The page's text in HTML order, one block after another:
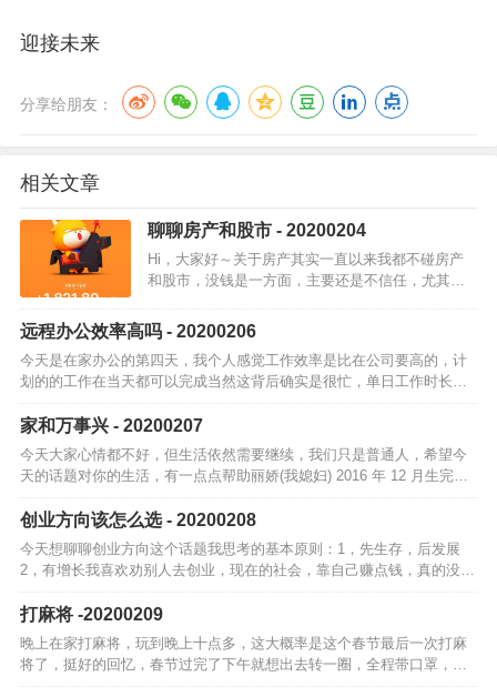
迎接未来
分享给朋友：
相关文章
聊聊房产和股市 - 20200204
Hi，大家好～关于房产其实一直以来我都不碰房产
和股市，没钱是一方面，主要还是不信任，尤其房
当所有人都知道可以赚钱的时候，往往是赚不到钱
的。也就是那句「真理只…
远程办公效率高吗 - 20200206
今天是在家办公的第四天，我个人感觉工作效率是比在公司要高的，计
划的的工作在当天都可以完成当然这背后确实是很忙，单日工作时长一
点也不少简单说说我远程办公的一天早上第一个会是 09:45 分，小部门
的早上…
家和万事兴 - 20200207
今天大家心情都不好，但生活依然需要继续，我们只是普通人，希望今
天的话题对你的生活，有一点点帮助丽娇(我媳妇) 2016 年 12 月生完宇
哲(我大儿子)后，就一直没上班，在家做全职太太偶尔跟同事们聊天…
创业方向该怎么选 - 20200208
今天想聊聊创业方向这个话题我思考的基本原则：1，先生存，后发展
2，有增长我喜欢劝别人去创业，现在的社会，靠自己赚点钱，真的没那
么难，只是大家都没走出这一步首先要基于自身出发，要先找到自己的
擅长点或兴趣…
打麻将 -20200209
晚上在家打麻将，玩到晚上十点多，这大概率是这个春节最后一次打麻
将了，挺好的回忆，春节过完了下午就想出去转一圈，全程带口罩，也
不接触人，就只在马路上兜风，顺路去广府城转了一圈中午天气很暖